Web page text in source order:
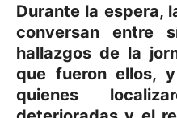
Durante la espera,
conversan entre
hallazgos de la
que fueron ellos,
quienes